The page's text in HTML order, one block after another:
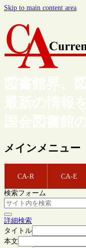
Skip to main content area
図書館界、
最新の情報
国会図書館
メインメニュー
CA-R CA-E
検索フォーム
詳細検索
タイトル
本文